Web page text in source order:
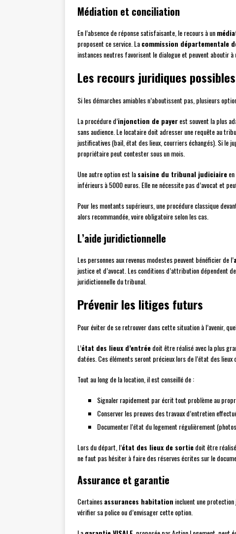
Médiation et conciliation
En l’absence de réponse satisfaisante, le recours à un
proposent ce service. Lacommission départementale
instances neutres favorisent le dialogue et peuvent aboutir à
Les recours juridiques possibles
Si les démarches amiables n’aboutissent pas, plusieurs
La procédure d’injonction de payerest souvent la plus
sans audience. Le locataire doit adresser une requête au
justificatives (bail, état des lieux, courriers échangés). Si le
propriétaire peut contester sous un mois.
Une autre option est lasaisine du tribunal judiciaire
inférieurs à 5000 euros. Elle ne nécessite pas d’avocat et
Pour les montants supérieurs, une procédure classique
alors recommandée, voire obligatoire selon les cas.
L’aide juridictionnelle
Les personnes aux revenus modestes peuvent bénéficier de l’
justice et d’avocat. Les conditions d’attribution dépendent
juridictionnelle du tribunal.
Prévenir les litiges futurs
Pour éviter de se retrouver dans cette situation à l’avenir,
L’état des lieux d’entréedoit être réalisé avec la plus
datées. Ces éléments seront précieux lors de l’état des lieux
Tout au long de la location, il est conseillé de :
Signaler rapidement par écrit tout problème au
Conserver les preuves des travaux d’entretien
Documenter l’état du logement régulièrement
Lors du départ, l’état des lieux de sortiedoit être
ne faut pas hésiter à faire des réserves écrites sur le
Assurance et garantie
Certainesassurances habitation incluent une
vérifier sa police ou d’envisager cette option.